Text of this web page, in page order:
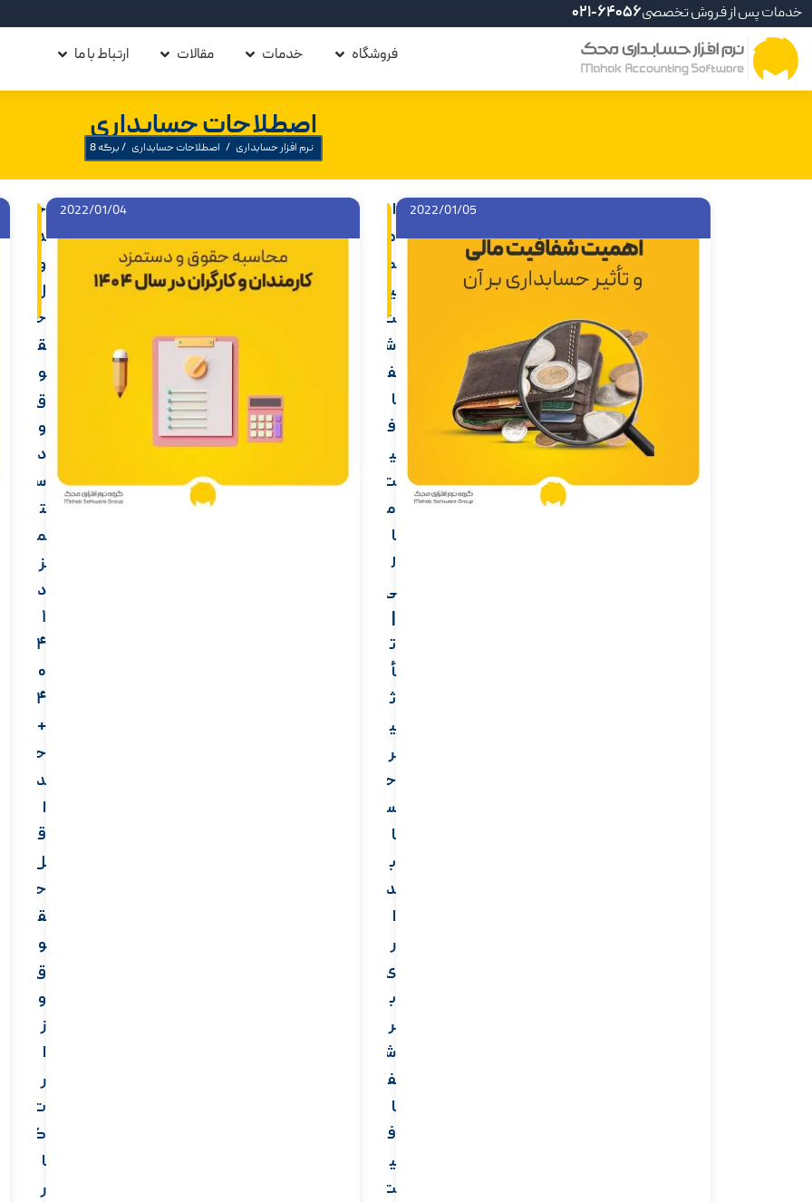
خدمات پس از فروش تخصصی021-64056
فروشگاه خدمات مقالات ارتباط با ما
اصطلاحات حسابداری
نرم افزار حسابداری / اصطلاحات حسابداری /برگه 8
2022/01/05
ا
ه
م
ی
ت
ش
ف
ا
ف
ی
ت
م
ا
ل
ی
|
ت
أ
ث
ی
ر
ح
س
ا
ب
د
ا
ر
ی
ب
ر
ش
ف
ا
ف
ی
ت
2022/01/04
ج
د
و
ل
ح
ق
و
ق
و
د
س
ت
م
ز
د
1
4
0
4
+
ح
د
ا
ق
ل
ح
ق
و
ق
و
ز
ا
ر
ت
ک
ا
ر